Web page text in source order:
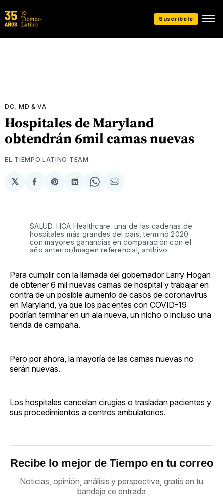
Suscríbete
DC, MD & VA
Hospitales de Maryland
obtendrán 6mil camas nuevas
EL TIEMPO LATINO TEAM
𝕏
Compartir
en
Share
on
Compartir
en
Share
on
Compartir
via
SALUD. HCA Healthcare, una de las cadenas de
hospitales más grandes del país, terminó 2020
con mayores ganancias en comparación con el
año anterior/Imagen referencial, archivo.
Para cumplir con la llamada del gobernador Larry Hogan
de obtener 6 mil nuevas camas de hospital y trabajar en
contra de un posible aumento de casos de coronavirus
en Maryland, ya que los pacientes con COVID-19
podrían terminar en un ala nueva, un nicho o incluso una
tienda de campaña.
Pero por ahora, la mayoría de las camas nuevas no
serán nuevas.
Los hospitales cancelan cirugías o trasladan pacientes y
sus procedimientos a centros ambulatorios.
Recibe lo mejor de Tiempo en tu correo
Noticias, opinión, análisis y perspectiva, gratis en tu
bandeja de entrada